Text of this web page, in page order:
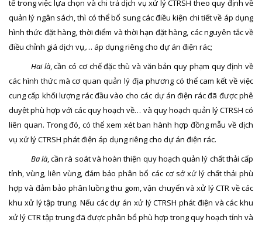
tế trong việc lựa chọn và chi trả dịch vụ xử lý CTRSH theo quy định về
quản lý ngân sách, thì có thể bổ sung các điều kiện chi tiết về áp dụng
hình thức đặt hàng, thời điểm và thời hạn đặt hàng, các nguyên tắc về
điều chỉnh giá dịch vụ,… áp dụng riêng cho dự án điện rác;
Hai là, cần có cơ chế đặc thù và văn bản quy phạm quy định về
các hình thức mà cơ quan quản lý địa phương có thể cam kết về việc
cung cấp khối lượng rác đầu vào cho các dự án điện rác đã được phê
duyệt phù hợp với các quy hoạch về… và quy hoạch quản lý CTRSH có
liên quan. Trong đó, có thể xem xét ban hành hợp đồng mẫu về dịch
vụ xử lý CTRSH phát điện áp dụng riêng cho dự án điện rác.
Ba là, cần rà soát và hoàn thiện quy hoạch quản lý chất thải cấp
tỉnh, vùng, liên vùng, đảm bảo phân bổ các cơ sở xử lý chất thải phù
hợp và đảm bảo phân luồng thu gom, vận chuyển và xử lý CTR về các
khu xử lý tập trung. Nếu các dự án xử lý CTRSH phát điện và các khu
xử lý CTR tập trung đã được phân bổ phù hợp trong quy hoạch tỉnh và